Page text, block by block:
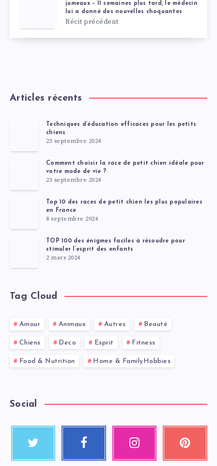
jumeaux – 11 semaines plus tard, le médecin
lui a donné des nouvelles choquantes
Récit précédent
Articles récents
Techniques d’éducation efficaces pour les petits
chiens
23 septembre 2024
Comment choisir la race de petit chien idéale pour
votre mode de vie ?
23 septembre 2024
Top 10 des races de petit chien les plus populaires
en France
8 septembre 2024
TOP 100 des énigmes faciles à résoudre pour
stimuler l’esprit des enfants
2 mars 2024
Tag Cloud
Amour Animaux Autres Beauté
Chiens Deco Esprit Fitness
Food & Nutrition Home & FamilyHobbies
Social